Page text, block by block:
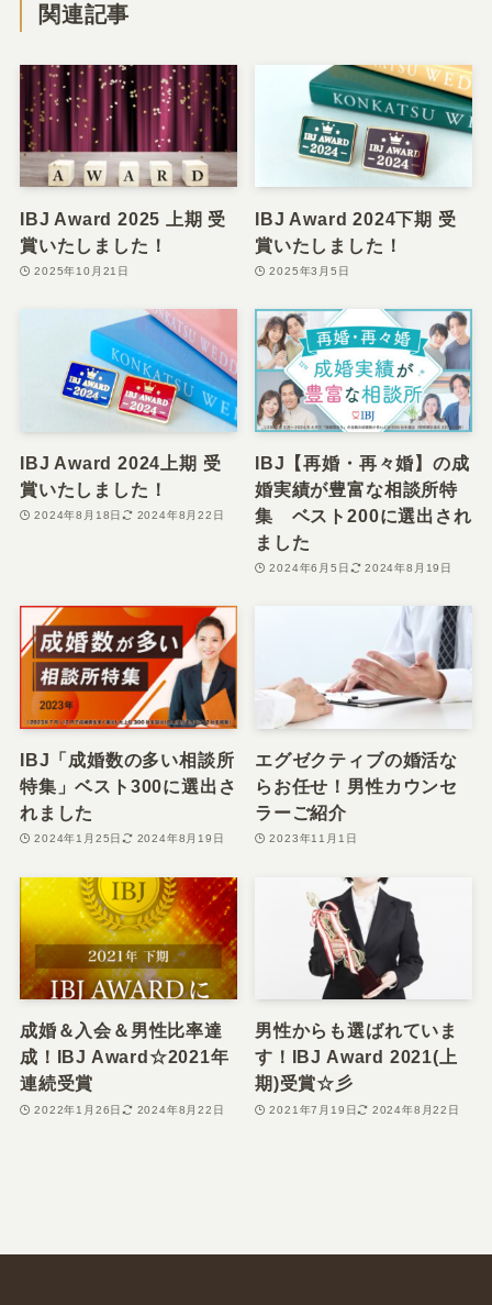
関連記事
IBJ Award 2025 上期 受
賞いたしました！
2025年10月21日
IBJ Award 2024下期 受
賞いたしました！
2025年3月5日
IBJ Award 2024上期 受
賞いたしました！
2024年8月18日 2024年8月22日
IBJ【再婚・再々婚】の成
婚実績が豊富な相談所特
集 ベスト200に選出され
ました
2024年6月5日 2024年8月19日
IBJ「成婚数の多い相談所
特集」ベスト300に選出さ
れました
2024年1月25日 2024年8月19日
エグゼクティブの婚活な
らお任せ！男性カウンセ
ラーご紹介
2023年11月1日
成婚＆入会＆男性比率達
成！IBJ Award☆2021年
連続受賞
2022年1月26日 2024年8月22日
男性からも選ばれていま
す！IBJ Award 2021(上
期)受賞☆彡
2021年7月19日 2024年8月22日